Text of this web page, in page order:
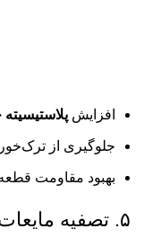
افزایش
جلوگیری از
بهبود مقاومت
۵. تصفیه مایعات